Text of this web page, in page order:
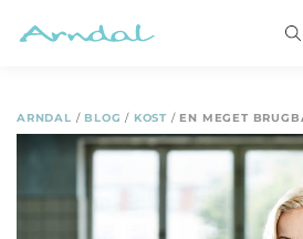
ARNDAL / BLOG / KOST / EN MEGET